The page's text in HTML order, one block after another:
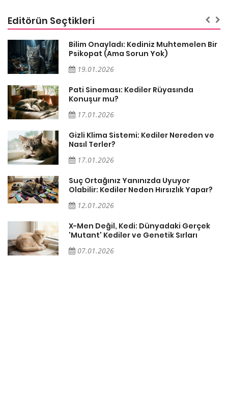
Editörün Seçtikleri
Bilim Onayladı: Kediniz Muhtemelen Bir
Psikopat (Ama Sorun Yok)
19.01.2026
Pati Sineması: Kediler Rüyasında
Konuşur mu?
17.01.2026
Gizli Klima Sistemi: Kediler Nereden ve
Nasıl Terler?
17.01.2026
Suç Ortağınız Yanınızda Uyuyor
Olabilir: Kediler Neden Hırsızlık Yapar?
12.01.2026
X-Men Değil, Kedi: Dünyadaki Gerçek
'Mutant' Kediler ve Genetik Sırları
07.01.2026